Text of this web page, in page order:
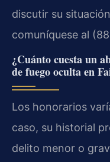
discutir su
comuníquese al
¿Cuánto cuesta un
de fuego oculta en
Los honorarios
caso, su historial
delito menor o